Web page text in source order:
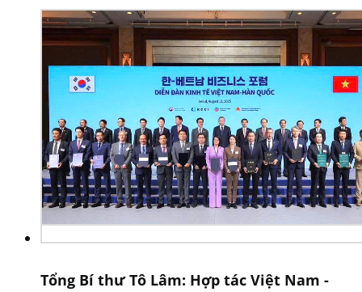
Tổng Bí thư Tô Lâm: Hợp tác Việt Nam -